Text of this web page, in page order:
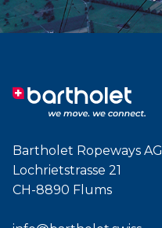
Bartholet Ropeways AG
Lochrietstrasse 21
CH-8890 Flums